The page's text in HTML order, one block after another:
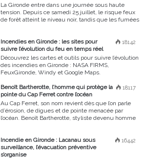
La Gironde entre dans une journée sous haute
tension. Depuis ce samedi 25 juillet, le risque feux
de forêt atteint le niveau noir, tandis que les fumées
18142
Incendies en Gironde : les sites pour
suivre l’évolution du feu en temps réel
Découvrez les cartes et outils pour suivre l’évolution
des incendies en Gironde : NASA FIRMS,
FeuxGironde, Windy et Google Maps.
18117
Benoît Bartherotte, l’homme qui protège la
pointe du Cap Ferret contre l’océan
Au Cap Ferret, son nom revient dès que l’on parle
d’érosion, de digues et de pointe menacée par
l’océan. Benoît Bartherotte, styliste devenu homme
16442
Incendie en Gironde : Lacanau sous
surveillance, l’évacuation préventive
s’organise